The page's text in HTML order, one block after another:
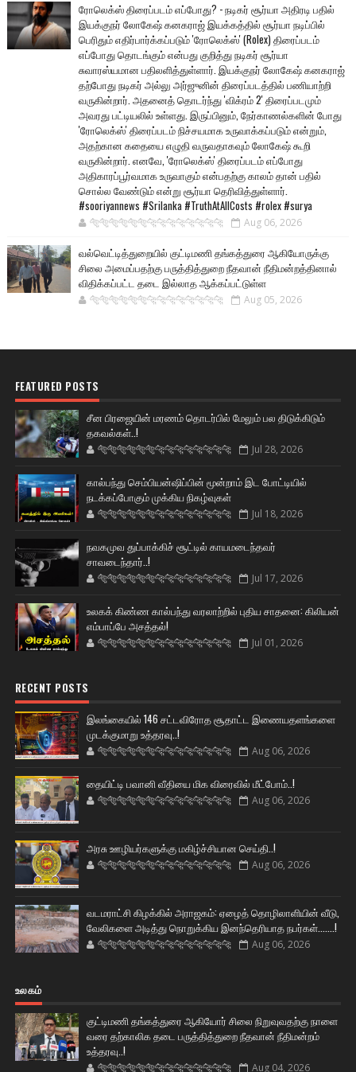
ரோலெக்ஸ் திரைப்படம் எப்போது? - நடிகர் சூர்யா அதிரடி பதில்
இயக்குநர் லோகேஷ் கனகராஜ் இயக்கத்தில் சூர்யா நடிப்பில்
பெரிதும் எதிர்பார்க்கப்படும் 'ரோலெக்ஸ்' (Rolex) திரைப்படம்
எப்போது தொடங்கும் என்பது குறித்து நடிகர் சூர்யா
சுவாரஸ்யமான பதிலளித்துள்ளார். இயக்குநர் லோகேஷ் கனகராஜ்
தற்போது நடிகர் அல்லு அர்ஜுனின் திரைப்படத்தில் பணியாற்றி
வருகின்றார். அதனைத் தொடர்ந்து 'விக்ரம் 2' திரைப்படமும்
அவரது பட்டியலில் உள்ளது. இருப்பினும், நேர்காணல்களின் போது
'ரோலெக்ஸ்' திரைப்படம் நிச்சயமாக உருவாக்கப்படும் என்றும்,
அதற்கான கதையை எழுதி வருவதாகவும் லோகேஷ் கூறி
வருகின்றார். எனவே, 'ரோலெக்ஸ்' திரைப்படம் எப்போது
அதிகாரப்பூர்வமாக உருவாகும் என்பதற்கு காலம் தான் பதில்
சொல்ல வேண்டும் என்று சூர்யா தெரிவித்துள்ளார்.
#sooriyannews #Srilanka #TruthAtAllCosts #rolex #surya
🐅🐅🐅🐅🐅🐅🐆🐆🐆🐆🐆🐆🐆🐆 Aug 06, 2026
வல்வெட்டித்துறையில் குட்டிமணி தங்கத்துரை ஆகியோருக்கு
சிலை அமைப்பதற்கு பருத்தித்துறை நீதவான் நீதிமன்றத்தினால்
விதிக்கப்பட்ட தடை இல்லாத ஆக்கப்பட்டுள்ள
🐅🐅🐅🐅🐅🐅🐆🐆🐆🐆🐆🐆🐆🐆 Aug 05, 2026
FEATURED POSTS
சீன பிரஜையின் மரணம் தொடர்பில் மேலும் பல திடுக்கிடும்
தகவல்கள்..!
🐅🐅🐅🐅🐅🐅🐆🐆🐆🐆🐆🐆🐆🐆 Jul 28, 2026
கால்பந்து செம்பியன்ஷிப்பின் மூன்றாம் இட போட்டியில்
நடக்கப்போகும் முக்கிய நிகழ்வுகள்
🐅🐅🐅🐅🐅🐅🐆🐆🐆🐆🐆🐆🐆🐆 Jul 18, 2026
நவகமுவ துப்பாக்கிச் சூட்டில் காயமடைந்தவர்
சாவடைந்தார்..!
🐅🐅🐅🐅🐅🐅🐆🐆🐆🐆🐆🐆🐆🐆 Jul 17, 2026
உலகக் கிண்ண கால்பந்து வரலாற்றில் புதிய சாதனை: கிலியன்
எம்பாப்பே அசத்தல்!
🐅🐅🐅🐅🐅🐅🐆🐆🐆🐆🐆🐆🐆🐆 Jul 01, 2026
RECENT POSTS
இலங்கையில் 146 சட்டவிரோத சூதாட்ட இணையதளங்களை
முடக்குமாறு உத்தரவு..!
🐅🐅🐅🐅🐅🐅🐆🐆🐆🐆🐆🐆🐆🐆 Aug 06, 2026
தையிட்டி பவானி வீதியை மிக விரைவில் மீட்போம்..!
🐅🐅🐅🐅🐅🐅🐆🐆🐆🐆🐆🐆🐆🐆 Aug 06, 2026
அரசு ஊழியர்களுக்கு மகிழ்ச்சியான செய்தி..!
🐅🐅🐅🐅🐅🐅🐆🐆🐆🐆🐆🐆🐆🐆 Aug 06, 2026
வடமராட்சி கிழக்கில் அராஜகம்: ஏழைத் தொழிலாளியின் வீடு,
வேலிகளை அடித்து நொறுக்கிய இனந்தெரியாத நபர்கள்.......!
🐅🐅🐅🐅🐅🐅🐆🐆🐆🐆🐆🐆🐆🐆 Aug 06, 2026
உலகம்
குட்டிமணி தங்கத்துரை ஆகியோர் சிலை நிறுவுவதற்கு நாளை
வரை தற்காலிக தடை பருத்தித்துறை நீதவான் நீதிமன்றம்
உத்தரவு..!
🐅🐅🐅🐅🐅🐅🐆🐆🐆🐆🐆🐆🐆🐆 Aug 04, 2026